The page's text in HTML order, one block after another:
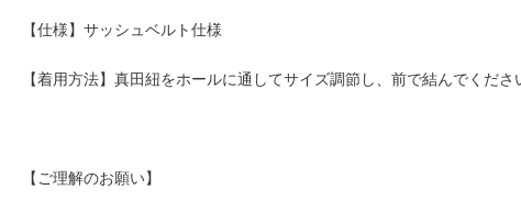
【仕様】サッシュベルト仕様
【着用方法】真田紐をホールに通してサイズ調節し、前で結んでくだ
【ご理解のお願い】